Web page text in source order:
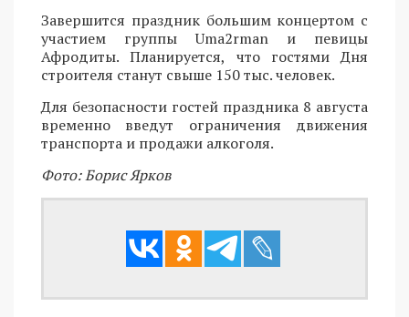
Завершится праздник большим концертом с
участием группы Uma2rman и певицы
Афродиты. Планируется, что гостями Дня
строителя станут свыше 150 тыс. человек.
Для безопасности гостей праздника 8 августа
временно введут ограничения движения
транспорта и продажи алкоголя.
Фото: Борис Ярков